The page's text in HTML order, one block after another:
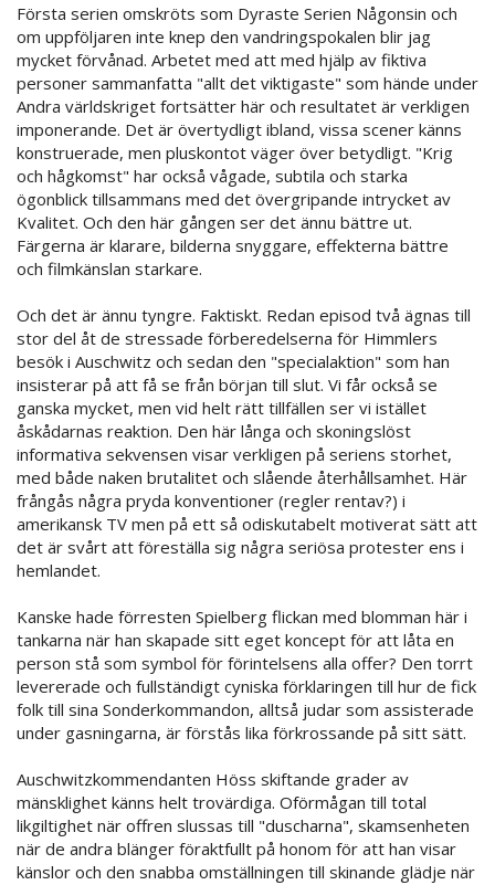
Första serien omskröts som Dyraste Serien Någonsin och
om uppföljaren inte knep den vandringspokalen blir jag
mycket förvånad. Arbetet med att med hjälp av fiktiva
personer sammanfatta "allt det viktigaste" som hände under
Andra världskriget fortsätter här och resultatet är verkligen
imponerande. Det är övertydligt ibland, vissa scener känns
konstruerade, men pluskontot väger över betydligt. "Krig
och hågkomst" har också vågade, subtila och starka
ögonblick tillsammans med det övergripande intrycket av
Kvalitet. Och den här gången ser det ännu bättre ut.
Färgerna är klarare, bilderna snyggare, effekterna bättre
och filmkänslan starkare.
Och det är ännu tyngre. Faktiskt. Redan episod två ägnas till
stor del åt de stressade förberedelserna för Himmlers
besök i Auschwitz och sedan den "specialaktion" som han
insisterar på att få se från början till slut. Vi får också se
ganska mycket, men vid helt rätt tillfällen ser vi istället
åskådarnas reaktion. Den här långa och skoningslöst
informativa sekvensen visar verkligen på seriens storhet,
med både naken brutalitet och slående återhållsamhet. Här
frångås några pryda konventioner (regler rentav?) i
amerikansk TV men på ett så odiskutabelt motiverat sätt att
det är svårt att föreställa sig några seriösa protester ens i
hemlandet.
Kanske hade förresten Spielberg flickan med blomman här i
tankarna när han skapade sitt eget koncept för att låta en
person stå som symbol för förintelsens alla offer? Den torrt
levererade och fullständigt cyniska förklaringen till hur de fick
folk till sina Sonderkommandon, alltså judar som assisterade
under gasningarna, är förstås lika förkrossande på sitt sätt.
Auschwitzkommendanten Höss skiftande grader av
mänsklighet känns helt trovärdiga. Oförmågan till total
likgiltighet när offren slussas till "duscharna", skamsenheten
när de andra blänger föraktfullt på honom för att han visar
känslor och den snabba omställningen till skinande glädje när